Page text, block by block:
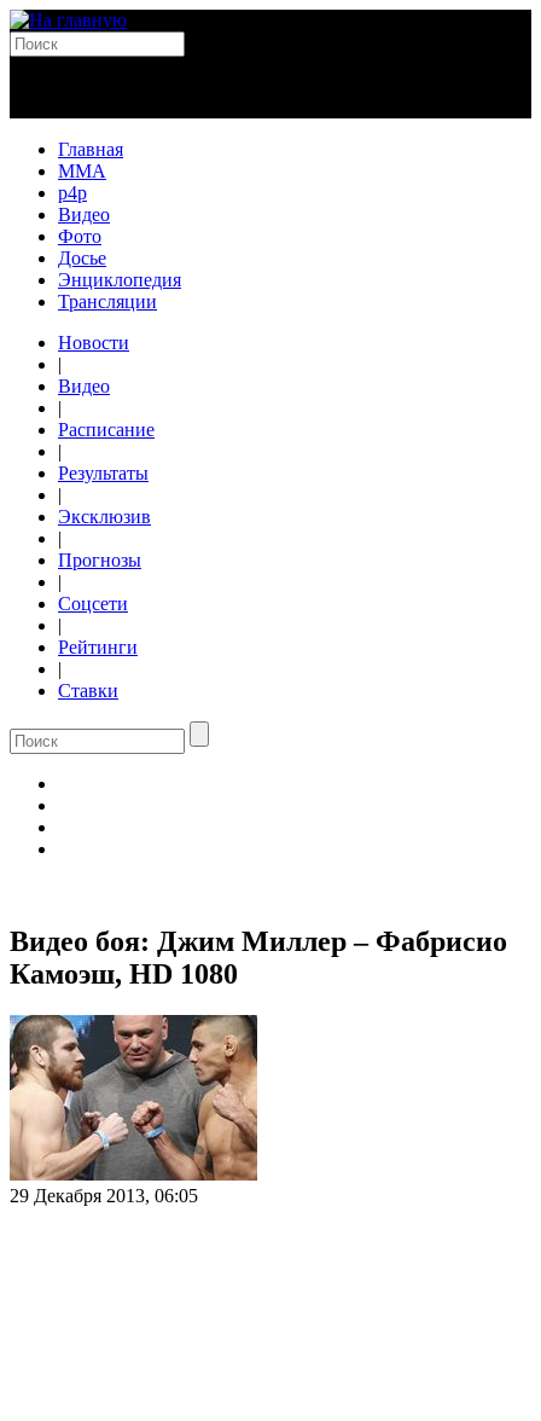
Главная
MMA
p4p
Видео
Фото
Досье
Энциклопедия
Трансляции
Новости
|
Видео
|
Расписание
|
Результаты
|
Эксклюзив
|
Прогнозы
|
Соцсети
|
Рейтинги
|
Ставки
Видео боя: Джим Миллер – Фабрисио
Камоэш, HD 1080
29 Декабря 2013, 06:05